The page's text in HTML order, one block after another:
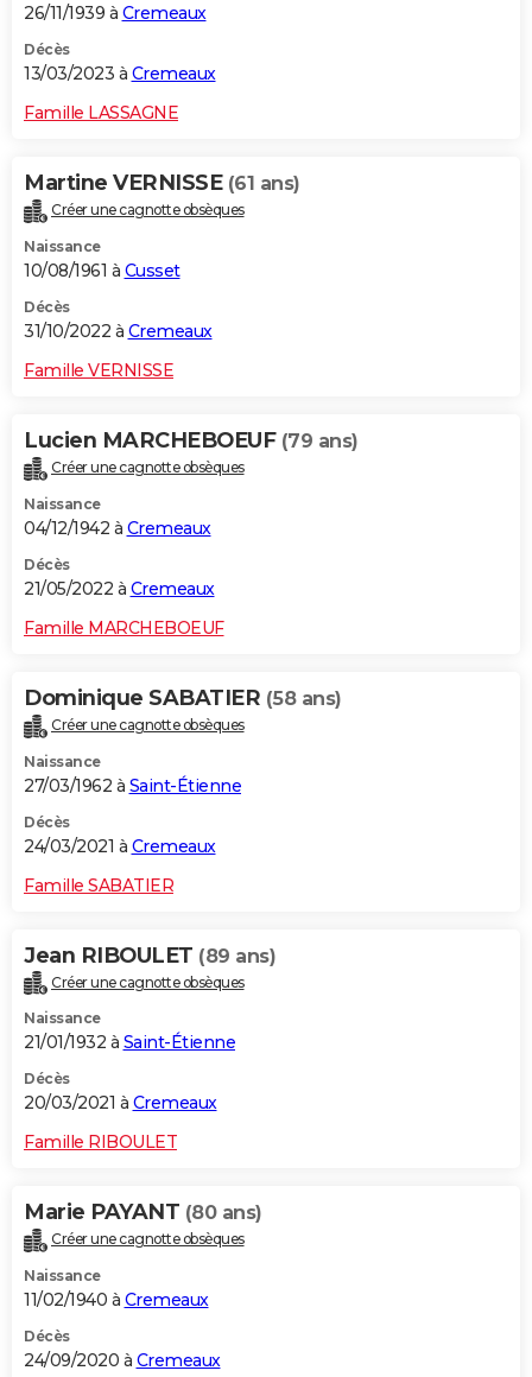
26/11/1939 à Cremeaux
Décès
13/03/2023 à Cremeaux
Famille LASSAGNE
Martine VERNISSE (61 ans)
Créer une cagnotte obsèques
Naissance
10/08/1961 à Cusset
Décès
31/10/2022 à Cremeaux
Famille VERNISSE
Lucien MARCHEBOEUF (79 ans)
Créer une cagnotte obsèques
Naissance
04/12/1942 à Cremeaux
Décès
21/05/2022 à Cremeaux
Famille MARCHEBOEUF
Dominique SABATIER (58 ans)
Créer une cagnotte obsèques
Naissance
27/03/1962 à Saint-Étienne
Décès
24/03/2021 à Cremeaux
Famille SABATIER
Jean RIBOULET (89 ans)
Créer une cagnotte obsèques
Naissance
21/01/1932 à Saint-Étienne
Décès
20/03/2021 à Cremeaux
Famille RIBOULET
Marie PAYANT (80 ans)
Créer une cagnotte obsèques
Naissance
11/02/1940 à Cremeaux
Décès
24/09/2020 à Cremeaux